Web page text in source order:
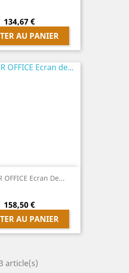
Prix
134,67 €
AU PANIER
OFFICE Ecran De...
Prix
158,50 €
AU PANIER
article(s)